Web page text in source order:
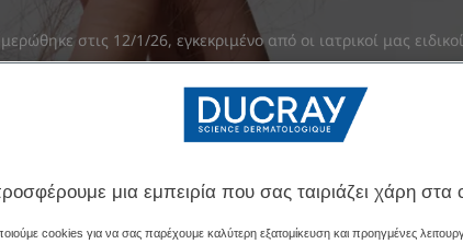
στις 12/1/26, εγκεκριμένο από οι ιατρικοί μας
Οι αιτίες της τριχόπτωσης
ΤΗΣ ΚΕΦΑΛΉΣ ΠΏΣ ΜΠΟΡΕΊΤΕ ΝΑ
μια εμπειρία που σας ταιριάζει χάρη στα
cookies για να σας παρέχουμε καλύτερη εξατομίκευση και προηγμένες